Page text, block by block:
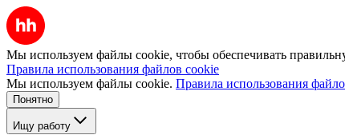
Мы используем файлы cookie, чтобы обеспечивать
Правила использования файлов cookie
Мы используем файлы cookie. Правила использования
Понятно
Ищу работу